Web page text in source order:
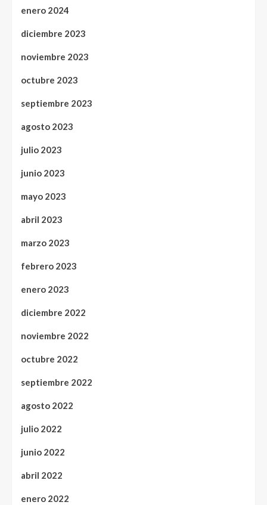
enero 2024
diciembre 2023
noviembre 2023
octubre 2023
septiembre 2023
agosto 2023
julio 2023
junio 2023
mayo 2023
abril 2023
marzo 2023
febrero 2023
enero 2023
diciembre 2022
noviembre 2022
octubre 2022
septiembre 2022
agosto 2022
julio 2022
junio 2022
abril 2022
enero 2022